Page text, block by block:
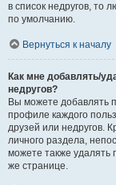
в список недругов, то
по умолчанию.
Вернуться к началу
Как мне добавлять/
недругов?
Вы можете добавлять
профиле каждого
друзей или недругов.
личного раздела,
можете также удалять
же странице.